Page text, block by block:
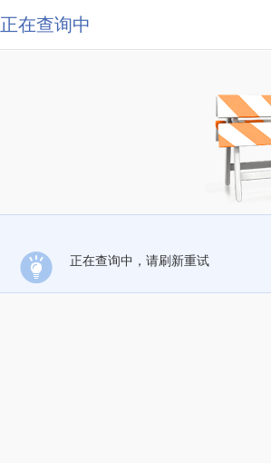
正在查询中
正在查询中，请刷新重试